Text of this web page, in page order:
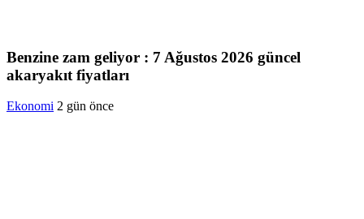
Benzine zam geliyor : 7 Ağustos 2026 güncel
akaryakıt fiyatları
Ekonomi 2 gün önce